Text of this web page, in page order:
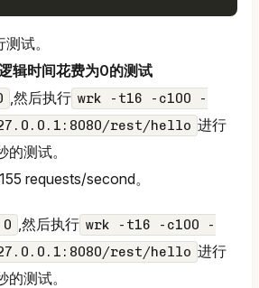
试。
辑时间花费为0的测试
,然后执行 wrk -t16 -c100 -
rest/hello 进行
测试。
requests/second。
0 ,然后执行 wrk -t16 -c100 -
rest/hello 进行
测试。